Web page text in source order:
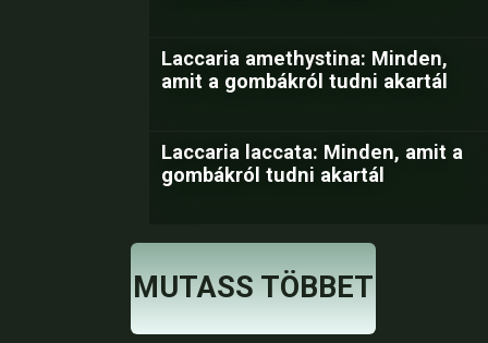
Laccaria amethystina: Minden,
amit a gombákról tudni akartál
Laccaria laccata: Minden, amit a
gombákról tudni akartál
MUTASS TÖBBET